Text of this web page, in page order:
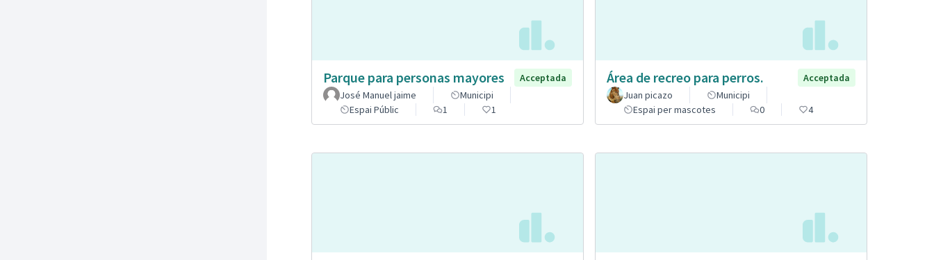
Parque para personas mayores
Acceptada
José Manuel jaime
Municipi
Espai Públic
1 1
Área de recreo para perros.
Acceptada
Juan picazo
Municipi
Espai per mascotes
0 4